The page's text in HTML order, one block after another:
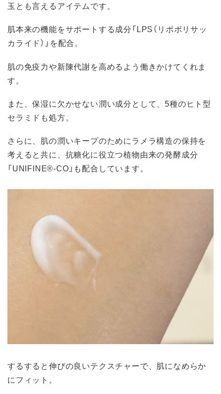
玉とも言えるアイテムです。
肌本来の機能をサポートする成分「LPS（リポポリサッ
カライド）」を配合。
肌の免疫力や新陳代謝を高めるよう働きかけてくれま
す。
また、保湿に欠かせない潤い成分として、5種のヒト型
セラミドも処方。
さらに、肌の潤いキープのためにラメラ構造の保持を
考えると共に、抗糖化に役立つ植物由来の発酵成分
「UNIFINE®-CO」も配合しています。
するすると伸びの良いテクスチャーで、肌になめらか
にフィット。